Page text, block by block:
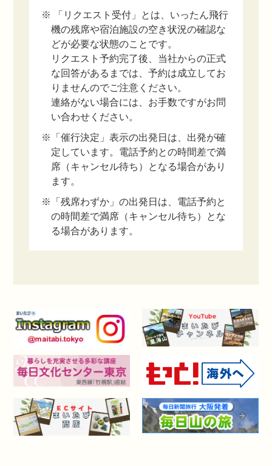
※ 「リクエスト受付」とは、いったん飛行
機の残席や宿泊施設の空き状況の確認な
どが必要な状態のことです。
リクエスト予約完了後、当社からの正式
な回答があるまでは、予約は成立してお
りませんのでご注意ください。
連絡がない場合には、お手数ですがお問
い合わせください。
※「催行決定」表示の出発日は、出発が確
定しています。電話予約との時間差で満
席（キャンセル待ち）となる場合があり
ます。
※「残席わずか」の出発日は、電話予約と
の時間差で満席（キャンセル待ち）とな
る場合があります。